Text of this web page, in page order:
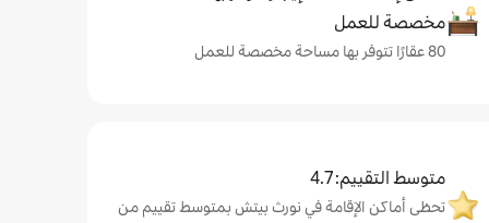
مخصصة للعمل
80 عقارًا تتوفر بها مساحة مخصصة للعمل
متوسط التقييم: 4.7
تحظى أماكن الإقامة في نورث بيتش بمتوسط تقييم من